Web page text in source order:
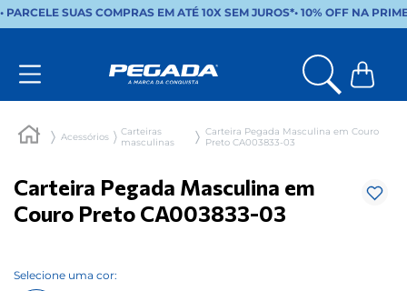
• PARCELE SUAS COMPRAS EM ATÉ 10X SEM JUROS*• 10% OFF NA
Acessórios
Carteiras
masculinas
Carteira Pegada Masculina em Couro
Preto CA003833-03
Carteira Pegada Masculina em
Couro Preto CA003833-03
Selecione uma cor: